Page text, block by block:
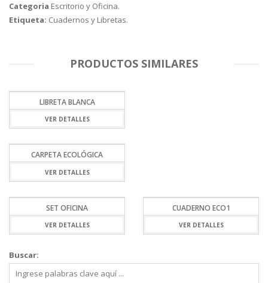
Categoria Escritorio y Oficina.
Etiqueta: Cuadernos y Libretas.
PRODUCTOS SIMILARES
LIBRETA BLANCA
VER DETALLES
CARPETA ECOLÓGICA
VER DETALLES
SET OFICINA
VER DETALLES
CUADERNO ECO1
VER DETALLES
Buscar: